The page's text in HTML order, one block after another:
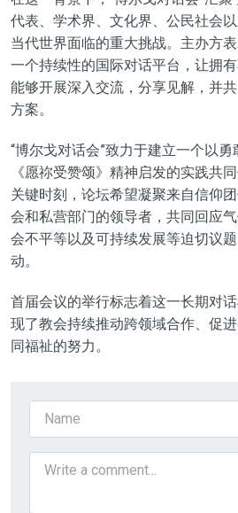
代表、学术界、文化界、公民社会
当代世界面临的重大挑战。主办方
一个持续性的国际对话平台，让拥
能够开展深入交流，分享见解，并
方案。
“博尔戈对话会”致力于建立一个以
《愿祢受赞颂》精神启发的实践共
关键时刻，论坛希望凝聚来自信仰
会和私营部门的领导者，共同回应
会不平等以及可持续发展等迫切议
动。
首届会议的举行标志着这一长期对
现了教会持续推动跨领域合作、促
同福祉的努力。